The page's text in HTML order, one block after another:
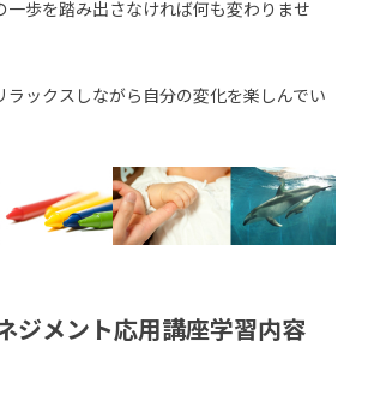
一歩を踏み出さなければ何も変わりませ
ラックスしながら自分の変化を楽しんでい
ジメント応用講座学習内容